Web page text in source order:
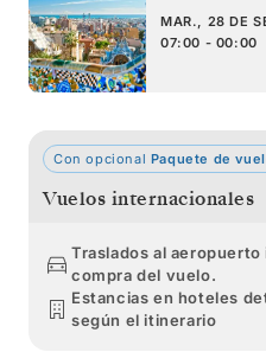
MAR., 28 DE
07:00 - 00:00
Con opcional Paquete de
Vuelos internacionales
Traslados al
compra del vuelo.
Estancias en hoteles
según el itinerario